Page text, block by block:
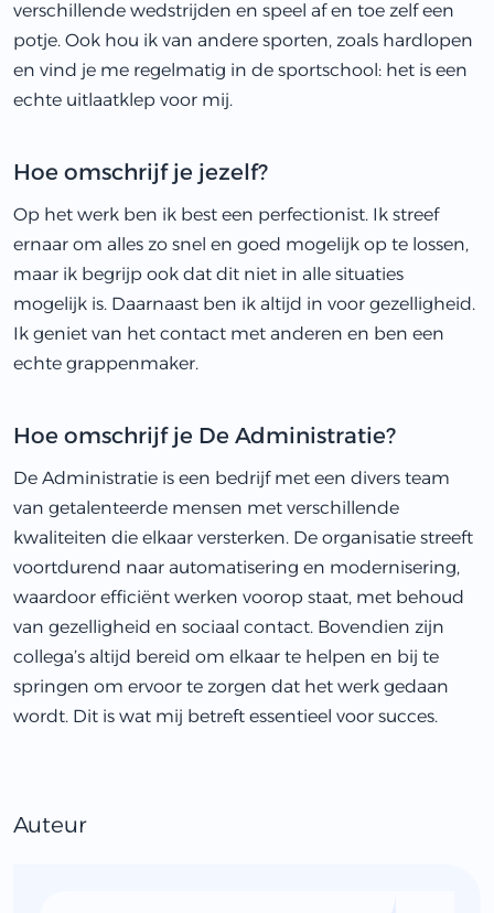
verschillende wedstrijden en speel af en toe zelf een
potje. Ook hou ik van andere sporten, zoals hardlopen
en vind je me regelmatig in de sportschool: het is een
echte uitlaatklep voor mij.
Hoe omschrijf je jezelf?
Op het werk ben ik best een perfectionist. Ik streef
ernaar om alles zo snel en goed mogelijk op te lossen,
maar ik begrijp ook dat dit niet in alle situaties
mogelijk is. Daarnaast ben ik altijd in voor gezelligheid.
Ik geniet van het contact met anderen en ben een
echte grappenmaker.
Hoe omschrijf je De Administratie?
De Administratie is een bedrijf met een divers team
van getalenteerde mensen met verschillende
kwaliteiten die elkaar versterken. De organisatie streeft
voortdurend naar automatisering en modernisering,
waardoor efficiënt werken voorop staat, met behoud
van gezelligheid en sociaal contact. Bovendien zijn
collega’s altijd bereid om elkaar te helpen en bij te
springen om ervoor te zorgen dat het werk gedaan
wordt. Dit is wat mij betreft essentieel voor succes.
Auteur